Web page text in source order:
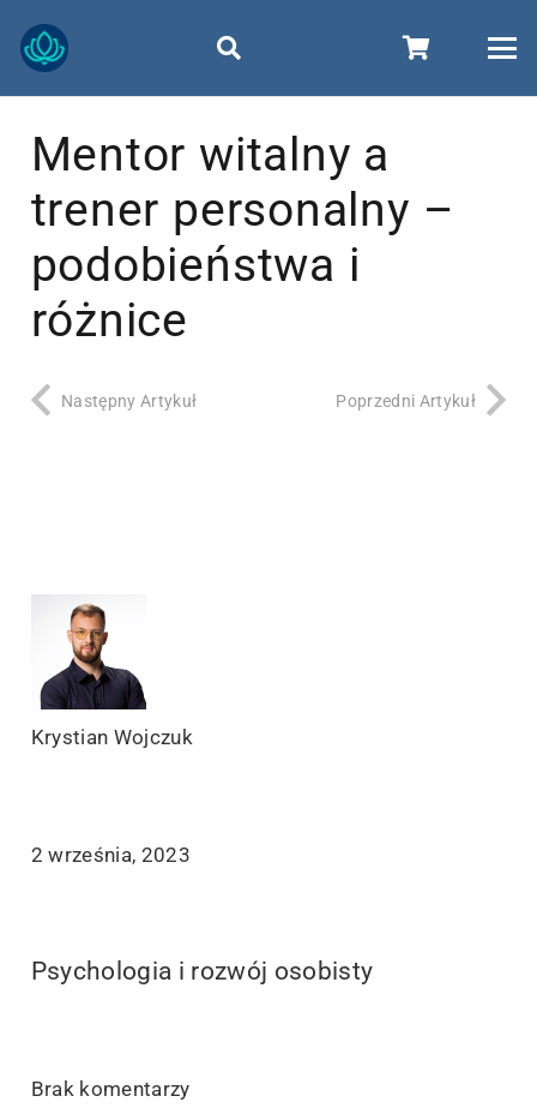
Mentor witalny a
trener personalny –
podobieństwa i
różnice
Następny Artykuł Poprzedni Artykuł
Krystian Wojczuk
2 września, 2023
Psychologia i rozwój osobisty
Brak komentarzy